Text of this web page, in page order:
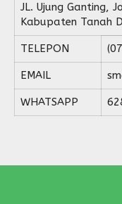
JL. Ujung Ganting,
Kabupaten Tanah
TELEPON
EMAIL
WHATSAPP